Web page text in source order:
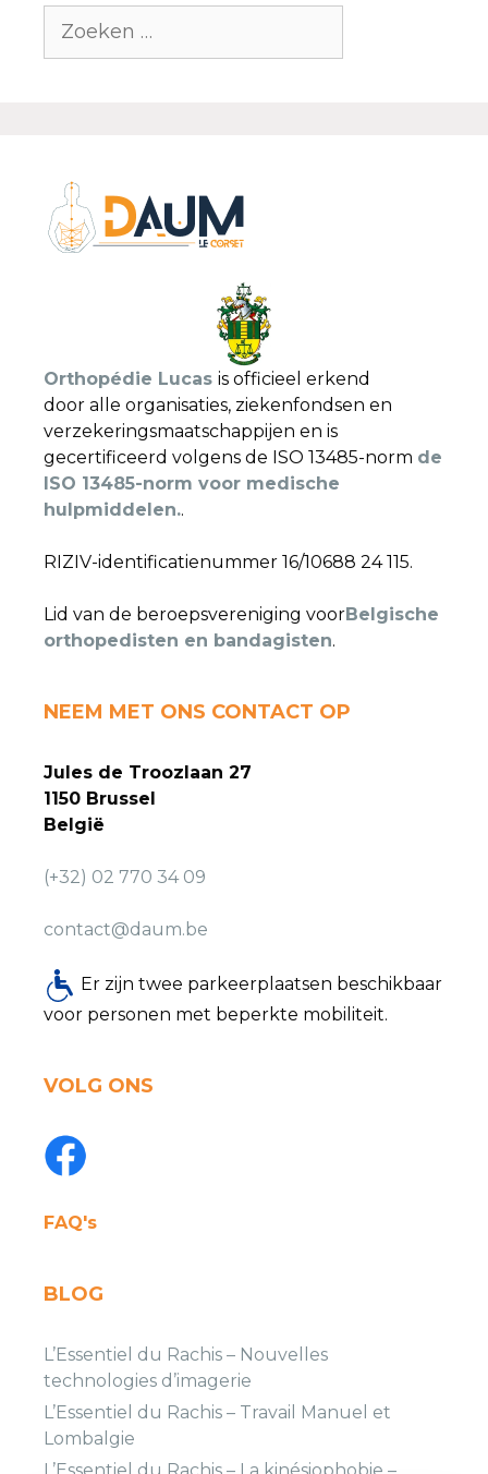
Orthopédie Lucas is officieel erkend
door alle organisaties, ziekenfondsen en
verzekeringsmaatschappijen en is
gecertificeerd volgens de ISO 13485-norm de
ISO 13485-norm voor medische
hulpmiddelen..
RIZIV-identificatienummer 16/10688 24 115.
Lid van de beroepsvereniging voorBelgische
orthopedisten en bandagisten.
NEEM MET ONS CONTACT OP
Jules de Troozlaan 27
1150 Brussel
België
(+32) 02 770 34 09
contact@daum.be
Er zijn twee parkeerplaatsen beschikbaar
voor personen met beperkte mobiliteit.
VOLG ONS
FAQ's
BLOG
L’Essentiel du Rachis – Nouvelles
technologies d’imagerie
L’Essentiel du Rachis – Travail Manuel et
Lombalgie
L’Essentiel du Rachis – La kinésiophobie –